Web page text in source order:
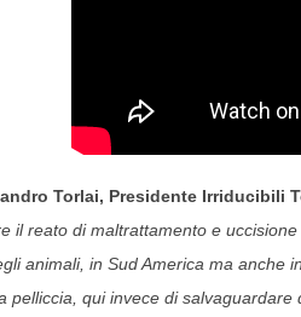
Torlai, Presidente Irriducibili
il reato di maltrattamento e
animali, in Sud America ma anche
pelliccia, qui invece di